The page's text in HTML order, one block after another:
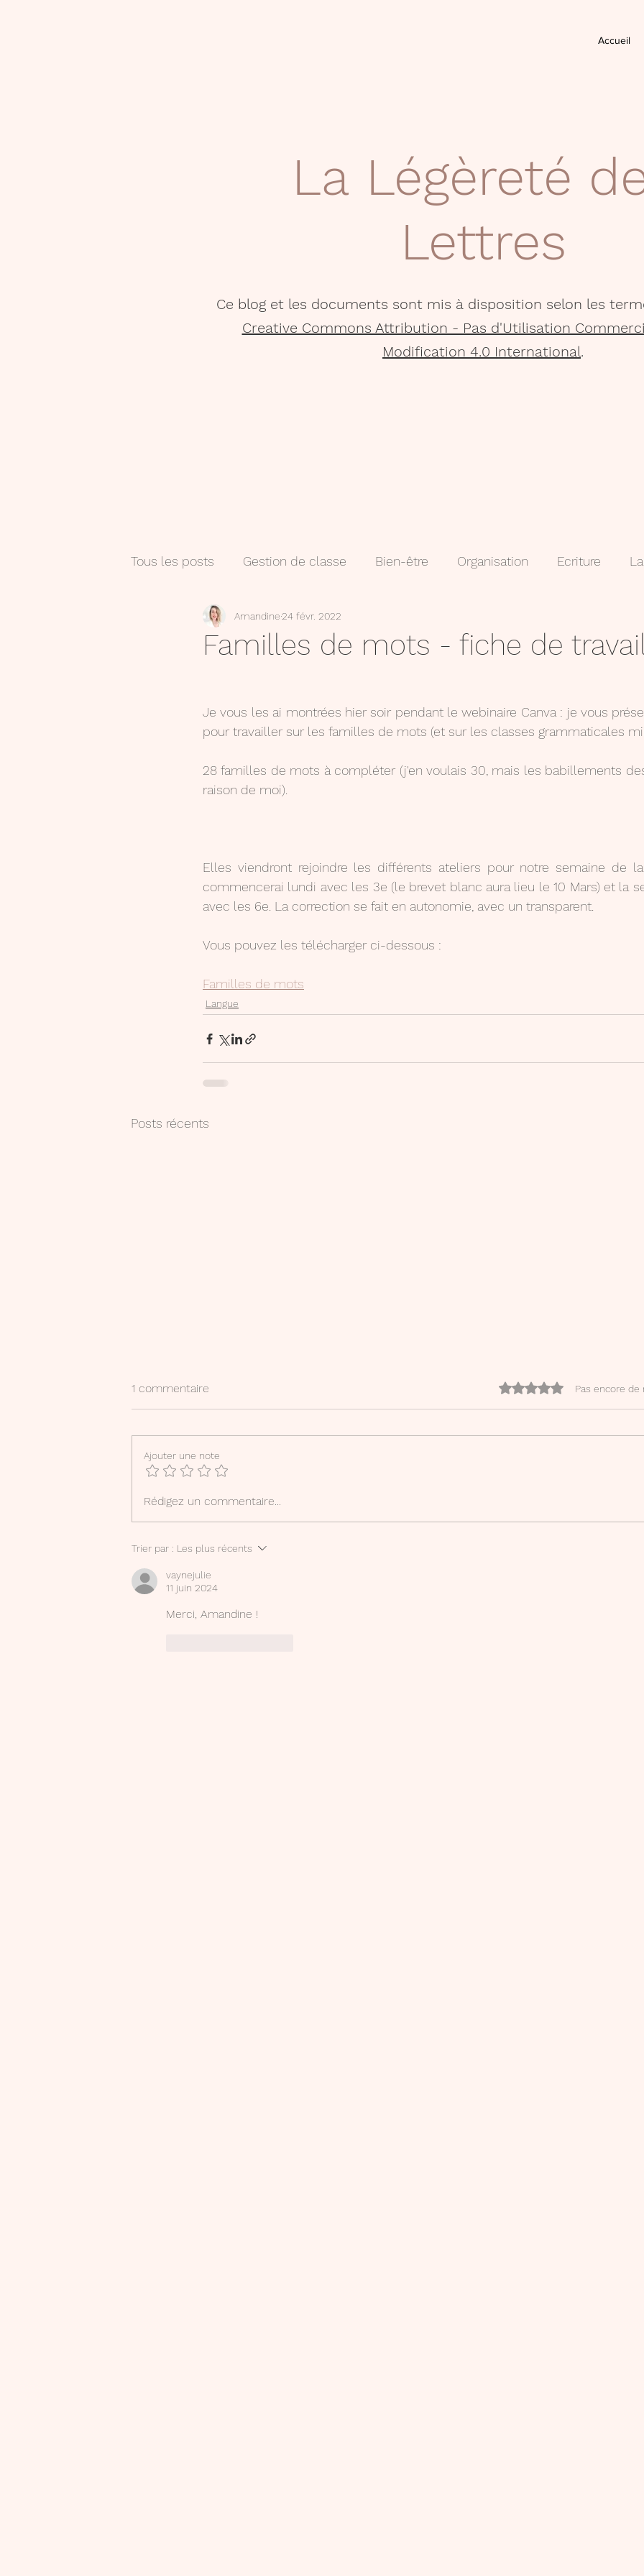
Accueil
La Légèreté
Lettres
Ce blog et les documents sont mis à disposition selon les
Creative Commons Attribution - Pas d'Utilisation
Modification 4.0 International.
Tous les posts Gestion de classe Bien-être Organisation Ecriture
Salle de classe Numérique
ressources audios et videos mémorisation égalité/consentement
Présentation
Familles de mots - fiche de
Amandine24 févr. 2022
Je vous les ai montrées hier soir pendant le webinaire Canva : je vous
pour travailler sur les familles de mots (et sur les classes grammaticales
28 familles de mots à compléter (j'en voulais 30, mais les babillements
raison de moi).
Elles viendront rejoindre les différents ateliers pour notre semaine de
commencerai lundi avec les 3e (le brevet blanc aura lieu le 10 Mars) et la
avec les 6e. La correction se fait en autonomie, avec un transparent.
Vous pouvez les télécharger ci-dessous :
Familles de mots
Langue
Posts récents
LIVRET "MON PARCOURS DE
1 commentaire Noté 0 étoile sur 5.Pas encore de
Ajouter une note
Rédigez un commentaire...
Trier par : Les plus récents
vaynejulie
11 juin 2024
Merci, Amandine !